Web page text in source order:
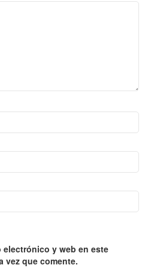
electrónico y web en este
vez que comente.